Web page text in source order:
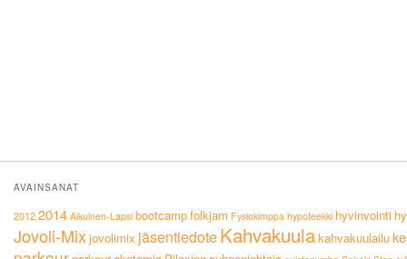
AVAINSANAT
2012 2014 Aikuinen-Lapsi bootcampfolkjam Fysiokimppa hypoteekki hyvinvointi
Jovoli-Mixjovolimix jäsentiedoteKahvakuulakahvakuulailu